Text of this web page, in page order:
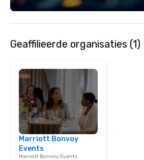
Geaffilieerde organisaties (1)
Marriott Bonvoy
Events
Marriott Bonvoy Events